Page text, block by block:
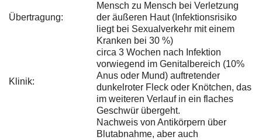
Übertragung:
Mensch zu Mensch bei Verletzung
der äußeren Haut (Infektionsrisiko
liegt bei Sexualverkehr mit einem
Kranken bei 30 %)
Klinik:
circa 3 Wochen nach Infektion
vorwiegend im Genitalbereich (10%
Anus oder Mund) auftretender
dunkelroter Fleck oder Knötchen, das
im weiteren Verlauf in ein flaches
Geschwür übergeht.
Nachweis von Antikörpern über
Blutabnahme, aber auch